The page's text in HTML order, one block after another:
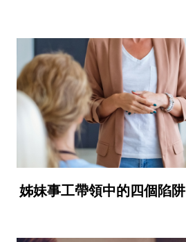
姊妹事工帶領中的四個陷阱